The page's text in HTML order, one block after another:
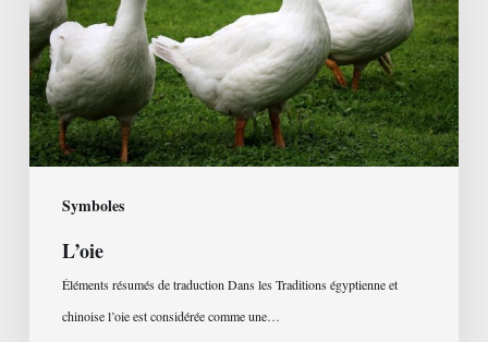
Symboles
L’oie
Éléments résumés de traduction Dans les Traditions égyptienne et
chinoise l’oie est considérée comme une…